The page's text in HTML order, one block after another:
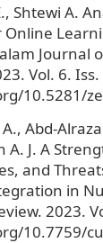
Shtewi A.
Online
Journal
Vol. 6. Iss.
10.5281/
Abd-
A. J. A
and
in
2023.
10.7759/